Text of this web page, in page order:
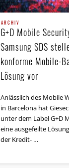
ARCHIV
G+D Mobile
Samsung SDS
konforme Mobile-
Lösung vor
Anlässlich des Mobile
in Barcelona hat
unter dem Label G+D
eine ausgefeilte
der Kredit- …